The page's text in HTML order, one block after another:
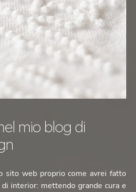
mio blog di
sito web proprio come avrei fatto
interior: mettendo grande cura e